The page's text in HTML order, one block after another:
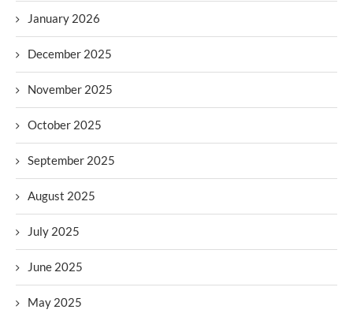
January 2026
December 2025
November 2025
October 2025
September 2025
August 2025
July 2025
June 2025
May 2025